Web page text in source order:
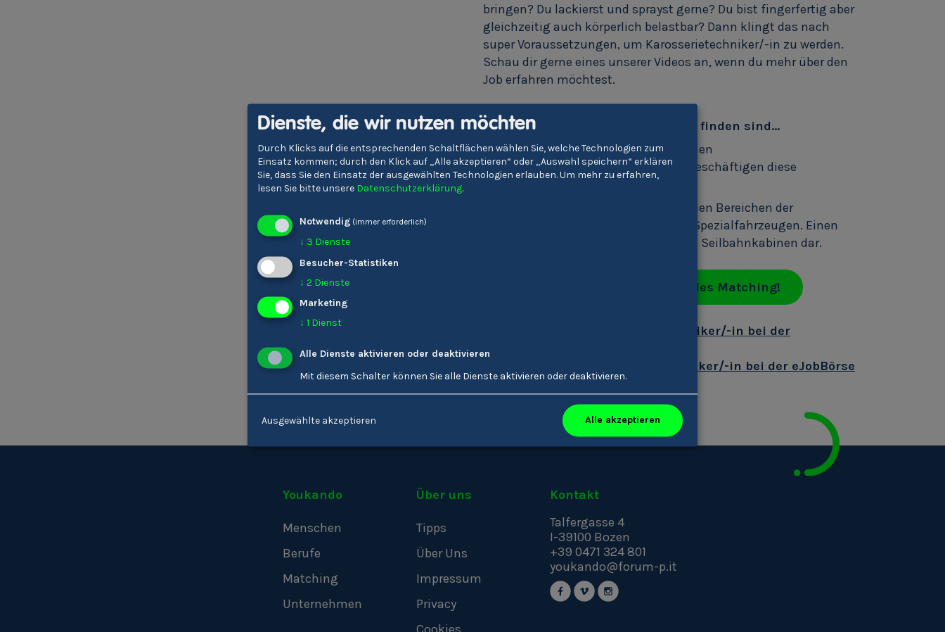
bringen? Du lackierst und sprayst gerne? Du bist fingerfertig aber
gleichzeitig auch körperlich belastbar? Dann klingt das nach
super Voraussetzungen, um Karosserietechniker/-in zu werden.
Schau dir gerne eines unserer Videos an, wenn du mehr über den
Job erfahren möchtest.
Wo Karosserietechniker/-innen zu finden sind…
Die Fahrzeugindustrie und im Speziellen
Karosserieinstandsetzungsbetriebe beschäftigen diese
Techniker/-innen.
In Südtirol arbeitet man vor allem in den Bereichen der
Instandsetzung und Lackierung von Spezialfahrzeugen. Einen
Arbeitsbereich stellt auch der Bau von Seilbahnkabinen dar.
Mache jetzt dein individuelles Matching!
Informationen zu Karosserietechniker/-in bei der
Berufsberatung
Offene Stellen zu Karosserietechniker/-in bei der eJobBörse
Youkando
Menschen
Berufe
Matching
Unternehmen
Über uns
Tipps
Über Uns
Impressum
Privacy
Kontakt
Talfergasse 4
I-39100 Bozen
+39 0471 324 801
youkando@forum-p.it
Dienste, die wir nutzen möchten
Durch Klicks auf die entsprechenden Schaltflächen wählen Sie, welche Technologien zum
Einsatz kommen; durch den Klick auf „Alle akzeptieren“ oder „Auswahl speichern“ erklären
Sie, dass Sie den Einsatz der ausgewählten Technologien erlauben.Um mehr zu erfahren,
lesen Sie bitte unsere Datenschutzerklärung.
Notwendig (immer erforderlich)
↓ 3 Dienste
Besucher-Statistiken
↓ 2 Dienste
Marketing
↓ 1 Dienst
Alle Dienste aktivieren oder deaktivieren
Mit diesem Schalter können Sie alle Dienste aktivieren oder deaktivieren.
Ausgewählte akzeptieren Alle akzeptieren